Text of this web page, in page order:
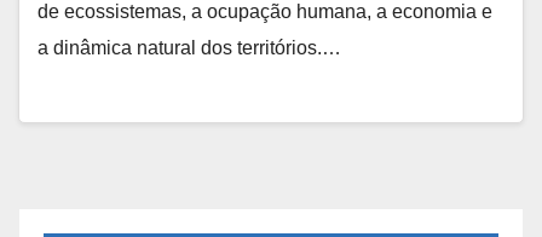
de ecossistemas, a ocupação humana, a economia e
a dinâmica natural dos territórios.…